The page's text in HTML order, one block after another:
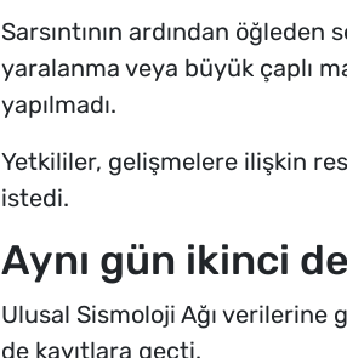
Sarsıntının ardından
yaralanma veya büyük çaplı
yapılmadı.
Yetkililer, gelişmelere ilişkin
istedi.
Aynı gün ikinci
Ulusal Sismoloji Ağı
de kayıtlara geçti.